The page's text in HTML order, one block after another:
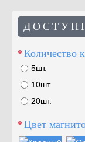
Количество
5шт.
10шт.
20шт.
Цвет